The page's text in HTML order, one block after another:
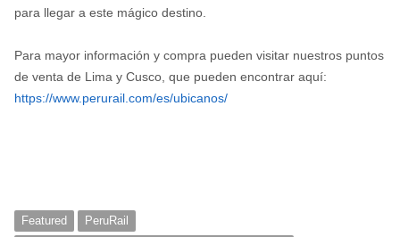
para llegar a este mágico destino.
Para mayor información y compra pueden visitar nuestros puntos
de venta de Lima y Cusco, que pueden encontrar aquí:
https://www.perurail.com/es/ubicanos/
Featured
PeruRail